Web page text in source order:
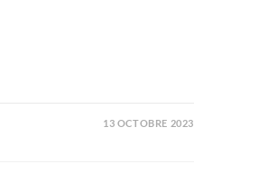
13 OCTOBRE 2023